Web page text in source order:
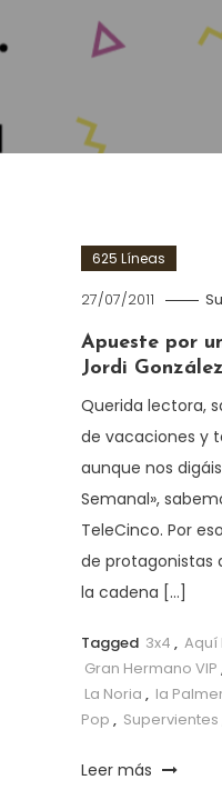
625 Líneas
27/07/2011
Apueste por
Jordi González
Querida lectora,
de vacaciones y
aunque nos
Semanal»,
TeleCinco. Por
de protagonistas
la cadena […]
Tagged 3x4 , Aquí
Gran Hermano VIP
La Noria , la
Pop , Supervientes
Leer más